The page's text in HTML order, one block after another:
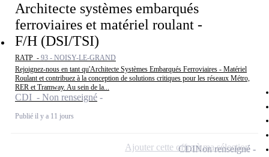
Architecte systèmes embarqués
ferroviaires et matériel roulant -
F/H (DSI/TSI)
RATP - 93 - NOISY-LE-GRAND
Rejoignez-nous en tant qu'Architecte Systèmes Embarqués Ferroviaires - Matériel
Roulant et contribuez à la conception de solutions critiques pour les réseaux Métro,
RER et Tramway. Au sein de la...
CDI - Non renseigné
Publié il y a 11 jours
CDINon renseigné
Ajouter cette offre à ma sélection